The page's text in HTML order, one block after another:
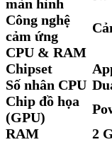
màn hình
Công nghệ
cảm ứng
CPU & RAM
Chipset
Số nhân CPU
Chip đồ họa
(GPU)
RAM
2